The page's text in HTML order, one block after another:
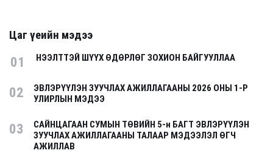
Цаг үеийн мэдээ
01 НЭЭЛТТЭЙ ШҮҮХ ӨДӨРЛӨГ ЗОХИОН БАЙГУУЛЛАА
02
ЭВЛЭРҮҮЛЭН ЗУУЧЛАХ АЖИЛЛАГААНЫ 2026 ОНЫ 1-Р
УЛИРЛЫН МЭДЭЭ
03
САЙНЦАГААН СУМЫН ТӨВИЙН 5-н БАГТ ЭВЛЭРҮҮЛЭН
ЗУУЧЛАХ АЖИЛЛАГААНЫ ТАЛААР МЭДЭЭЛЭЛ ӨГЧ
АЖИЛЛАВ